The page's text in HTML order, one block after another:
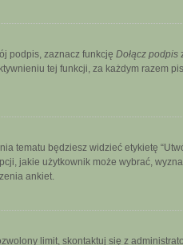
podpis, zaznacz funkcję Dołącz podpis
tej funkcji, za każdym razem
będziesz widzieć etykietę
jakie użytkownik może wybrać,
ankiet.
limit, skontaktuj się z